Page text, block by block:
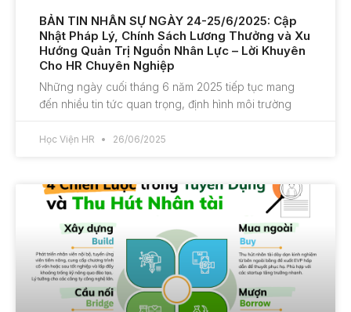
BẢN TIN NHÂN SỰ NGÀY 24-25/6/2025: Cập
Nhật Pháp Lý, Chính Sách Lương Thưởng và Xu
Hướng Quản Trị Nguồn Nhân Lực – Lời Khuyên
Cho HR Chuyên Nghiệp
Những ngày cuối tháng 6 năm 2025 tiếp tục mang
đến nhiều tin tức quan trọng, định hình môi trường
Học Viện HR 26/06/2025